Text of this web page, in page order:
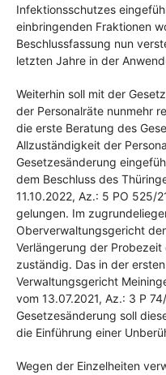
Infektionsschutzes
einbringenden Fraktionen
Beschlussfassung nun
letzten Jahre in der
Weiterhin soll mit der
der Personalräte nunmehr
die erste Beratung des
Allzuständigkeit der
Gesetzesänderung
dem Beschluss des
11.10.2022, Az.: 5 PO 525/
gelungen. Im
Oberverwaltungsgericht
Verlängerung der
zuständig. Das in der
Verwaltungsgericht
vom 13.07.2021, Az.: 3 P
Gesetzesänderung soll
die Einführung einer
Wegen der Einzelheiten